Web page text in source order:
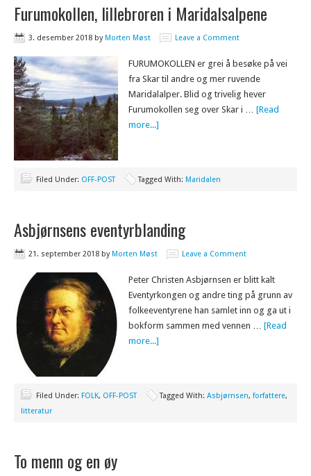
Furumokollen, lillebroren i Maridalsalpene
3. desember 2018 byMorten Møst Leave a Comment
FURUMOKOLLEN er grei å besøke på vei
fra Skar til andre og mer ruvende
Maridalalper. Blid og trivelig hever
Furumokollen seg over Skar i … [Read
more...]
Filed Under: OFF-POST Tagged With: Maridalen
Asbjørnsens eventyrblanding
21. september 2018 byMorten Møst Leave a Comment
Peter Christen Asbjørnsen er blitt kalt
Eventyrkongen og andre ting på grunn av
folkeeventyrene han samlet inn og ga ut i
bokform sammen med vennen … [Read
more...]
Filed Under: FOLK, OFF-POST Tagged With: Asbjørnsen, forfattere,
litteratur
To menn og en øy